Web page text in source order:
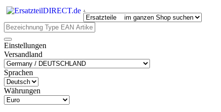
.
Einstellungen
Versandland
Sprachen
Währungen